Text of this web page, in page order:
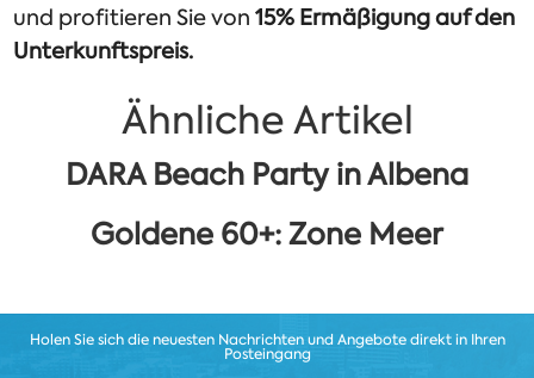
und profitieren Sie von15% Ermäßigung auf den
Unterkunftspreis.
Ähnliche Artikel
DARA Beach Party in Albena
Goldene 60+: Zone Meer
Holen Sie sich die neuesten Nachrichten und Angebote direkt in Ihren
Posteingang